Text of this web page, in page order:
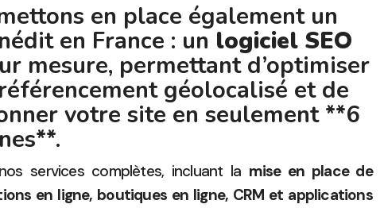
en place également un
en France : un logiciel SEO
mesure, permettant d’optimiser
géolocalisé et de
votre site en seulement **6
services complètes, incluant la mise en place de
en ligne, boutiques en ligne, CRM et applications